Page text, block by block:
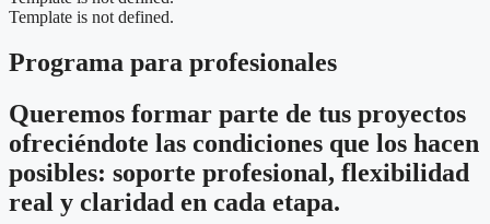
Template is not defined.
Programa para profesionales
Queremos formar parte de tus proyectos
ofreciéndote las condiciones que los hacen
posibles: soporte profesional, flexibilidad
real y claridad en cada etapa.